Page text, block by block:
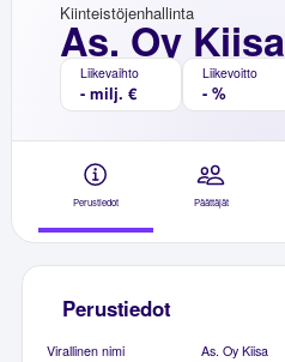
As. Oy Kiisa
Kiinteistöjenhallinta
Liikevaihto
- milj. €
Liikevoitto
- %
Perustiedot Päättäjät
Perustiedot
Virallinen nimi
As. Oy Kiisa